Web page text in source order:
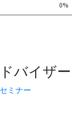
0%
バイザー
ミナー